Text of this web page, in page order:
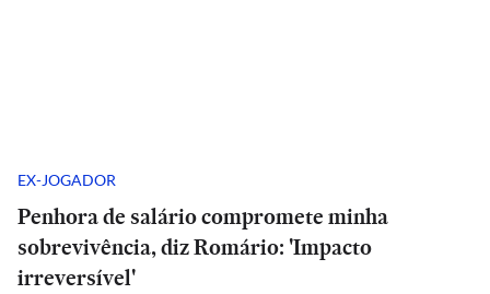
EX-JOGADOR
Penhora de salário compromete minha
sobrevivência, diz Romário: 'Impacto
irreversível'